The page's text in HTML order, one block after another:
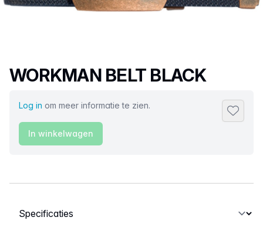
Productnaam
WORKMAN BELT BLACK
Log in om meer informatie te zien.
In winkelwagen
Selecteer een tabblad